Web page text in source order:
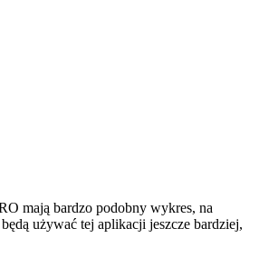
mają bardzo podobny wykres, na
używać tej aplikacji jeszcze bardziej,